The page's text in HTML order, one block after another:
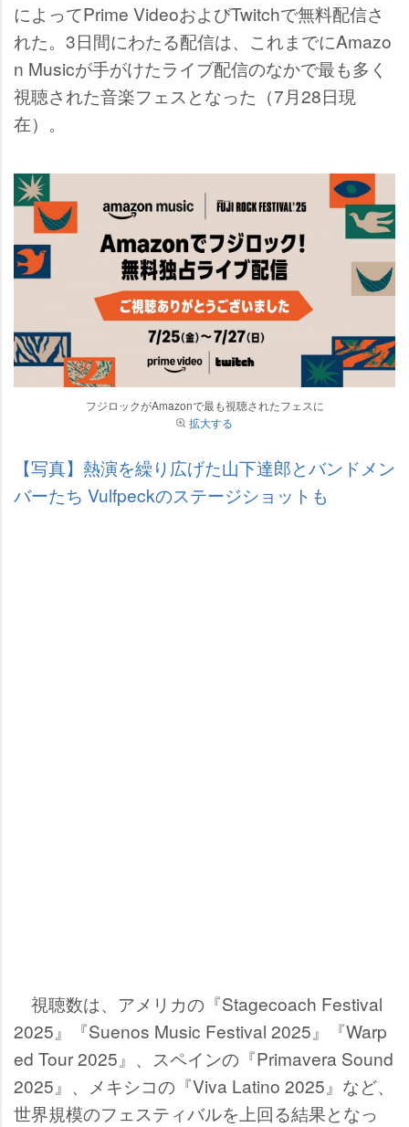
によってPrime VideoおよびTwitchで無料配信さ
れた。3日間にわたる配信は、これまでにAmazo
n Musicが手がけたライブ配信のなかで最も多く
視聴された音楽フェスとなった（7月28日現
在）。
フジロックがAmazonで最も視聴されたフェスに
拡大する
【写真】熱演を繰り広げた山下達郎とバンドメン
バーたち Vulfpeckのステージショットも
視聴数は、アメリカの『Stagecoach Festival
2025』『Suenos Music Festival 2025』『Warp
ed Tour 2025』、スペインの『Primavera Sound
2025』、メキシコの『Viva Latino 2025』など、
世界規模のフェスティバルを上回る結果となっ